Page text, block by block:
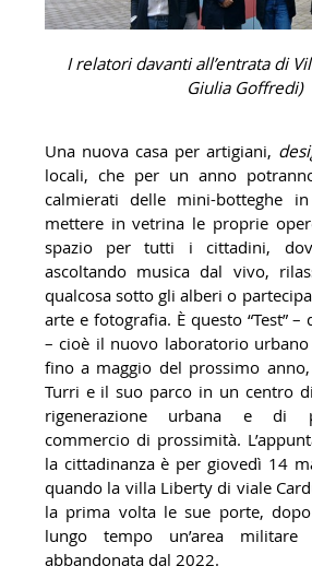
I relatori davanti all’entrata di
Giulia Goffredi)
Una nuova casa per artigiani,
locali, che per un anno
calmierati delle mini-botteghe
mettere in vetrina le proprie
spazio per tutti i cittadini,
ascoltando musica dal vivo,
qualcosa sotto gli alberi o
arte e fotografia. È questo “Test”
– cioè il nuovo laboratorio
fino a maggio del prossimo
Turri e il suo parco in un centro
rigenerazione urbana e di
commercio di prossimità.
la cittadinanza è per giovedì 14
quando la villa Liberty di viale
la prima volta le sue porte,
lungo tempo un’area
abbandonata dal 2022.